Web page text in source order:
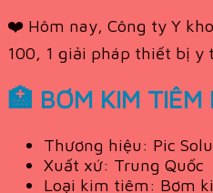
❤️ Hôm nay, Công ty Y
100, 1 giải pháp thiết bị y
🏥 BƠM KIM TIÊM
Thương hiệu: Pic
Xuất xứ: Trung Quốc
Loại kim tiêm: Bơm